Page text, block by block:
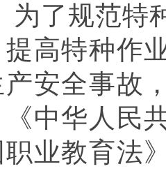
为了规范特
高特种作
产安全事故
中华人民
职业教育法